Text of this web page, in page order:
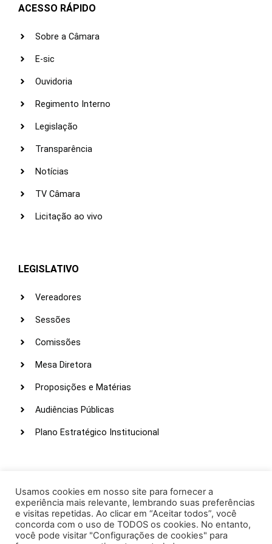
ACESSO RÁPIDO
Sobre a Câmara
E-sic
Ouvidoria
Regimento Interno
Legislação
Transparência
Notícias
TV Câmara
Licitação ao vivo
LEGISLATIVO
Vereadores
Sessões
Comissões
Mesa Diretora
Proposições e Matérias
Audiências Públicas
Plano Estratégico Institucional
Webmail
Intranet
Administração
Usamos cookies em nosso site para fornecer a
experiência mais relevante, lembrando suas preferências
e visitas repetidas. Ao clicar em “Aceitar todos”, você
concorda com o uso de TODOS os cookies. No entanto,
você pode visitar "Configurações de cookies" para